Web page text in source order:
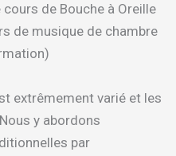
de Bouche à Oreille
de musique de chambre
extrêmement varié et les
y abordons
par